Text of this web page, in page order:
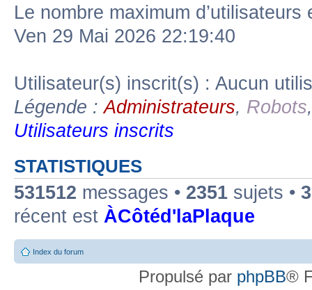
Le nombre maximum
Ven 29 Mai 2026 22:19:40
Utilisateur(s) inscrit(s) : Aucun
Légende :Administrateurs, Robots
Utilisateurs inscrits
STATISTIQUES
531512 messages • 2351 sujets •
récent est ÀCôtéd'laPlaque
Index du forum
Propulsé par phpBB®